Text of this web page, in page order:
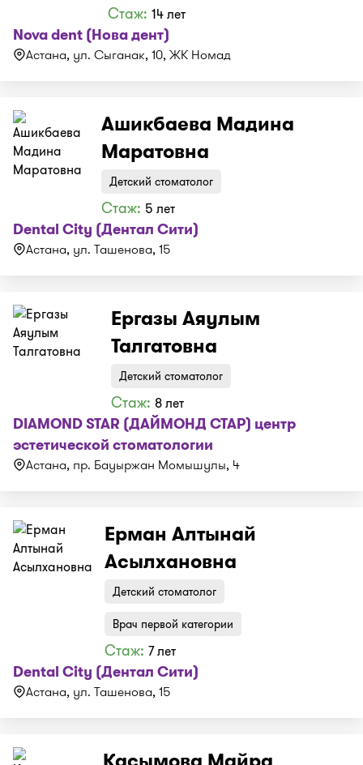
Стаж:14 лет
Nova dent (Нова дент)
Астана, ул. Сыганак, 10, ЖК Номад
Ашикбаева Мадина
Маратовна
Детский стоматолог
Стаж: 5 лет
Dental City (Дентал Сити)
Астана, ул. Ташенова, 15
Ергазы Аяулым
Талгатовна
Детский стоматолог
Стаж: 8 лет
DIAMOND STAR (ДАЙМОНД СТАР) центр
эстетической стоматологии
Астана, пр. Бауыржан Момышулы, 4
Ерман Алтынай
Асылхановна
Детский стоматолог
Врач первой категории
Стаж:7 лет
Dental City (Дентал Сити)
Астана, ул. Ташенова, 15